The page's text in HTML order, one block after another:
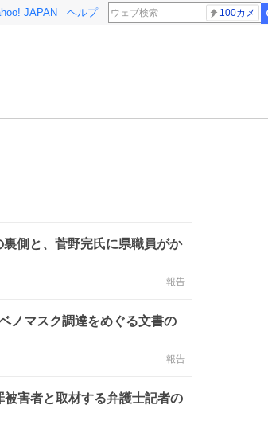
JAPAN ヘルプ 100カメ
側と、菅野完氏に県職員がか
報告
ノマスク調達をめぐる文書の
報告
害者と取材する弁護士記者の